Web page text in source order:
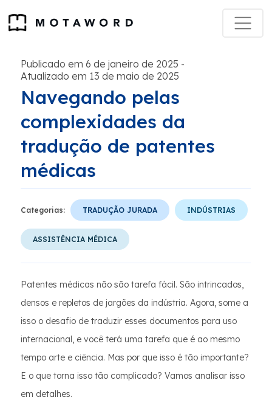
Publicado em 6 de janeiro de 2025 -
Atualizado em 13 de maio de 2025
Navegando pelas
complexidades da
tradução de patentes
médicas
Categorias: TRADUÇÃO JURADA INDÚSTRIAS
ASSISTÊNCIA MÉDICA
Patentes médicas não são tarefa fácil. São intrincados,
densos e repletos de jargões da indústria. Agora, some a
isso o desafio de traduzir esses documentos para uso
internacional, e você terá uma tarefa que é ao mesmo
tempo arte e ciência. Mas por que isso é tão importante?
E o que torna isso tão complicado? Vamos analisar isso
em detalhes.